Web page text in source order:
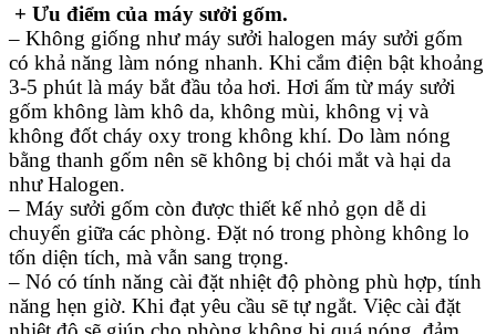
+ Ưu điểm của máy sưởi gốm.
– Không giống như máy sưởi halogen máy sưởi gốm
có khả năng làm nóng nhanh. Khi cắm điện bật khoảng
3-5 phút là máy bắt đầu tỏa hơi. Hơi ấm từ máy sưởi
gốm không làm khô da, không mùi, không vị và
không đốt cháy oxy trong không khí. Do làm nóng
bằng thanh gốm nên sẽ không bị chói mắt và hại da
như Halogen.
– Máy sưởi gốm còn được thiết kế nhỏ gọn dễ di
chuyển giữa các phòng. Đặt nó trong phòng không lo
tốn diện tích, mà vẫn sang trọng.
– Nó có tính năng cài đặt nhiệt độ phòng phù hợp, tính
năng hẹn giờ. Khi đạt yêu cầu sẽ tự ngắt. Việc cài đặt